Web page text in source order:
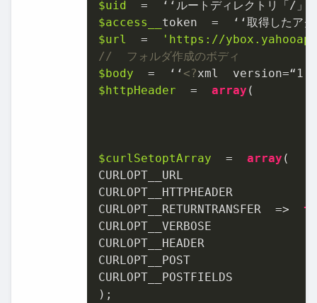
$uid
$access_
$url
=
'https://
//  フォルダ作成のボディ
$body =  ʻ‘ <?xml  version=“ 1.0
$httpHeader = array (
$curlSetoptArray = array (
CURLOPT_̲URL
CURLOPT_̲HTTPHEADER
CURLOPT_̲RETURNTRANSFER  =>
CURLOPT_̲VERBOSE
CURLOPT_̲HEADER
CURLOPT_̲POST
CURLOPT_̲POSTFIELDS